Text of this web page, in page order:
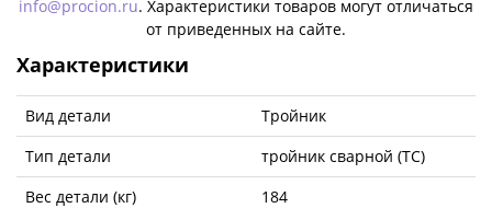
info@procion.ru. Характеристики товаров могут отличаться
от приведенных на сайте.
Характеристики
Вид детали
Тройник
Тип детали
тройник сварной (ТС)
Вес детали (кг)
184